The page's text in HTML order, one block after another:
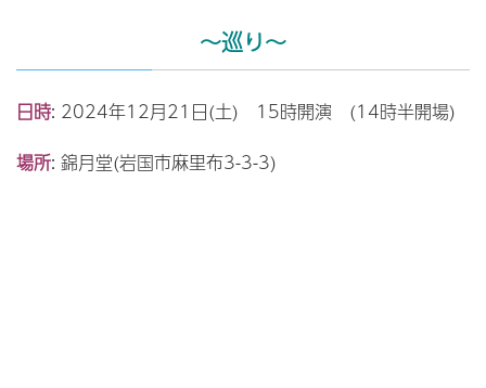
～巡り～
日時: 2024年12月21日(土) 15時開演 (14時半開場)
場所: 錦月堂(岩国市麻里布3-3-3)